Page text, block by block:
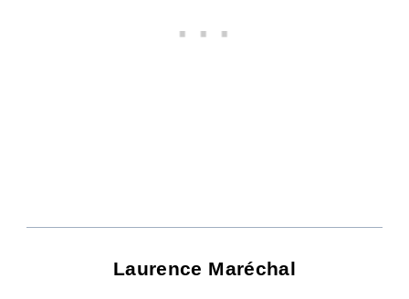
Laurence Maréchal